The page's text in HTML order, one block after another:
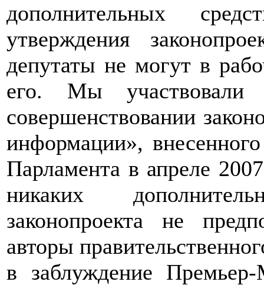
дополнительных
утверждения
депутаты не могут в
его. Мы
совершенствовании
информации»,
Парламента в апреле
никаких
законопроекта не
авторы
в заблуждение